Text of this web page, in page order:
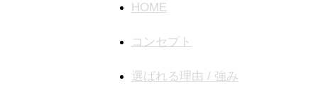
HOME
コンセプト
選ばれる理由 / 強み